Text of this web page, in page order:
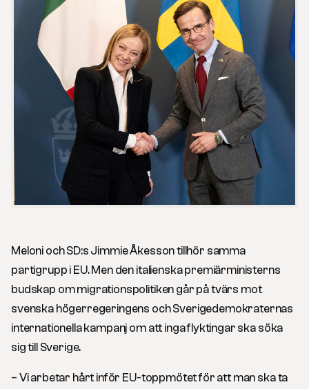
Meloni och SD:s Jimmie Åkesson tillhör samma
partigrupp i EU. Men den italienska premiärministerns
budskap om migrationspolitiken går på tvärs mot
svenska högerregeringens och Sverigedemokraternas
internationella kampanj om att inga flyktingar ska söka
sig till Sverige.
– Vi arbetar hårt inför EU-toppmötet för att man ska ta